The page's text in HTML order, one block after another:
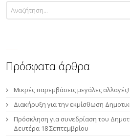
Πρόσφατα άρθρα
Μικρές παρεμβάσεις μεγάλες αλλαγές!
Διακήρυξη για την εκμίσθωση
Πρόσκληση για συνεδρίαση του
Δευτέρα 18 Σεπτεμβρίου